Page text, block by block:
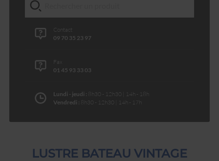
Contact
09 70 35 23 97
Fax
01 45 93 33 03
Lundi - jeudi : 8h30 - 12h30 | 14h - 18h
Vendredi : 8h30 - 12h30 | 14h - 17h
LUSTRE BATEAU VINTAGE